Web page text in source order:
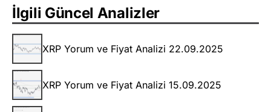
İlgili Güncel Analizler
XRP Yorum ve Fiyat Analizi 22.09.2025
XRP Yorum ve Fiyat Analizi 15.09.2025